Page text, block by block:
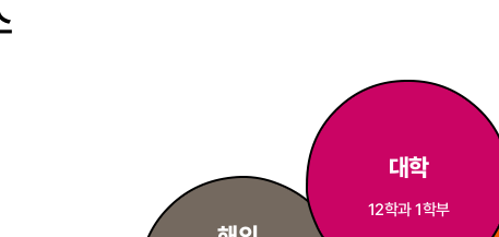
대학
12학과 1학부